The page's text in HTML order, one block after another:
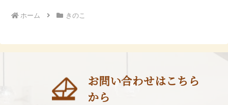
ホーム きのこ
お問い合わせはこちら
から